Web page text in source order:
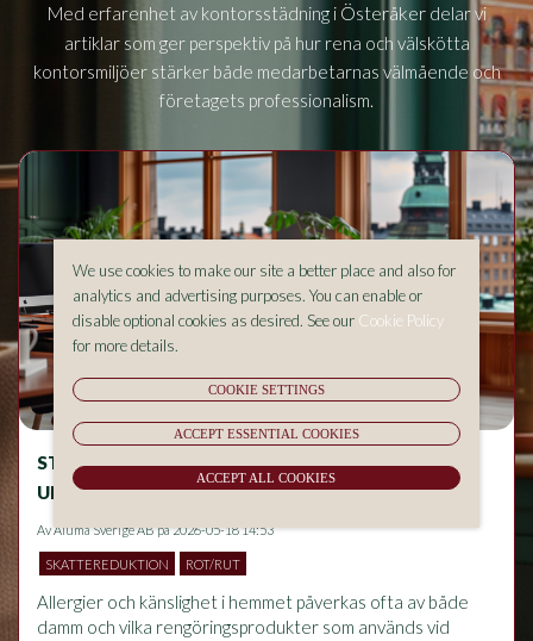
Med erfarenhet av kontorsstädning i Österåkerdelar vi
artiklar som ger perspektiv på hur rena och välskötta
kontorsmiljöer stärker både medarbetarnas välmående och
företagets professionalism.
STÄDNING OCH ALLERGIER – VAD BÖR DU
UNDVIKA I HEMMET?
AvAluma Sverige ABpå 2026-05-18 14:53
SKATTEREDUKTION ROT/RUT
Allergier och känslighet i hemmet påverkas ofta av både
damm och vilka rengöringsprodukter som används vid
We use cookies to make our site a better place and also for
analytics and advertising purposes. You can enable or
disable optional cookies as desired. See our Cookie Policy
for more details.
COOKIE SETTINGS
ACCEPT ESSENTIAL COOKIES
ACCEPT ALL COOKIES